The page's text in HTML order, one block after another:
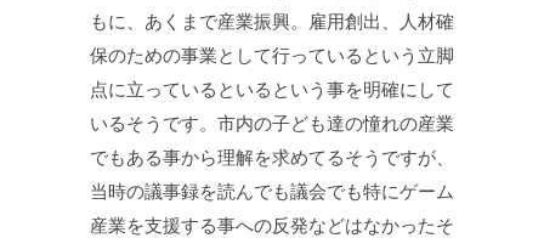
もに、あくまで産業振興。雇用創出、人材確
保のための事業として行っているという立脚
点に立っているといるという事を明確にして
いるそうです。市内の子ども達の憧れの産業
でもある事から理解を求めてるそうですが、
当時の議事録を読んでも議会でも特にゲーム
産業を支援する事への反発などはなかったそ